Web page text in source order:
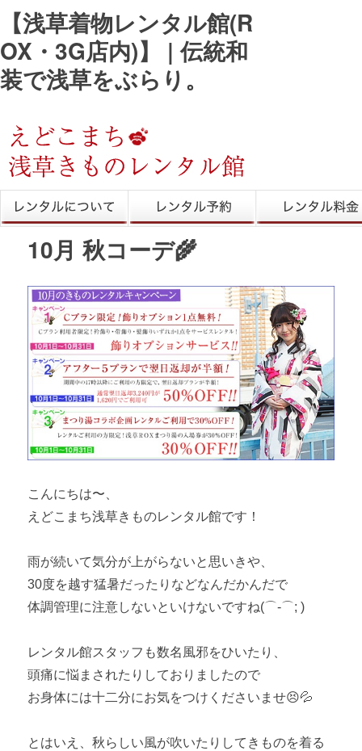
【浅草着物レンタル館(R
OX・3G店内)】 | 伝統和
装で浅草をぶらり。
きものレンタル レンタル予約
10月 秋コーデ🌾
こんにちは〜、
えどこまち浅草きものレンタル館です！
雨が続いて気分が上がらないと思いきや、
30度を越す猛暑だったりなどなんだかんだで
体調管理に注意しないといけないですね(⌒-⌒; )
レンタル館スタッフも数名風邪をひいたり、
頭痛に悩まされたりしておりましたので
お身体には十二分にお気をつけくださいませ😣💦
とはいえ、秋らしい風が吹いたりしてきものを着る